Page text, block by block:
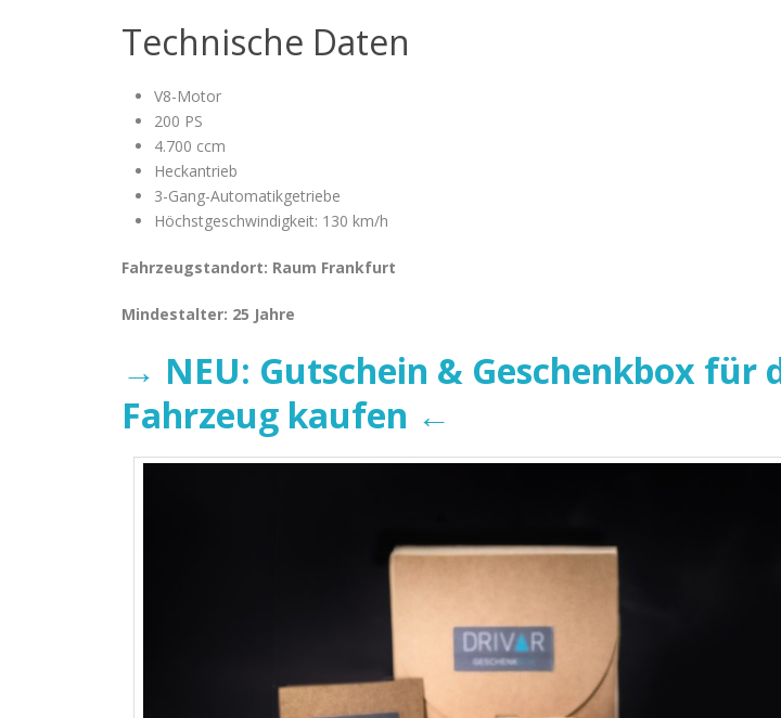
Technische Daten
V8-Motor
200 PS
4.700 ccm
Heckantrieb
3-Gang-Automatikgetriebe
Höchstgeschwindigkeit: 130 km/h
Fahrzeugstandort: Raum Frankfurt
Mindestalter: 25 Jahre
→ NEU: Gutschein & Geschenkbox für
Fahrzeug kaufen ←